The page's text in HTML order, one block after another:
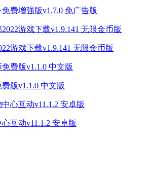
费增强版v1.7.0 免广告版
游戏下载v1.9.141 无限金币版
版v1.1.0 中文版
互动v11.1.2 安卓版